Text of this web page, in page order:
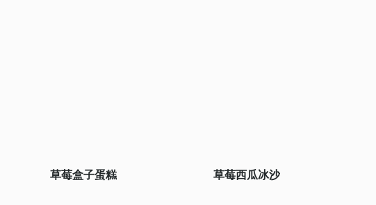
草莓盒子蛋糕 草莓西瓜冰沙